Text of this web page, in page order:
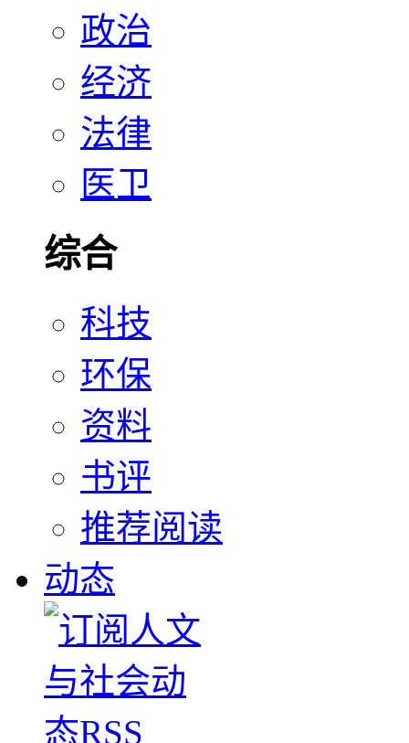
政治
经济
法律
医卫
综合
科技
环保
资料
书评
推荐阅读
动态